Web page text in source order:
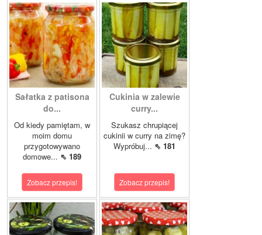
Sałatka z patisona
do...
Od kiedy pamiętam, w
moim domu
przygotowywano
domowe... ⇖ 189
Zobacz przepis!
Cukinia w zalewie
curry...
Szukasz chrupiącej
cukinii w curry na zimę?
Wypróbuj... ⇖ 181
Zobacz przepis!